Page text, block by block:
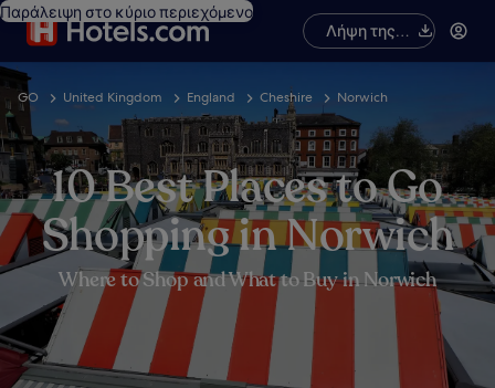
Παράλειψη στο κύριο περιεχόμενο
Λήψη της
εφαρμογής
GO United Kingdom England Cheshire Norwich
10 Best Places to Go
Shopping in Norwich
Where to Shop and What to Buy in Norwich